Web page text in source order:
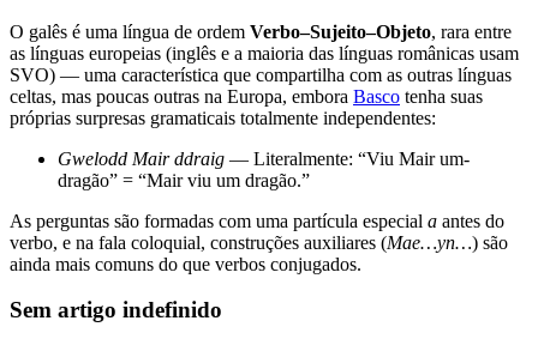
O galês é uma língua de ordem Verbo–Sujeito–Objeto, rara entre
as línguas europeias (inglês e a maioria das línguas românicas usam
SVO) — uma característica que compartilha com as outras línguas
celtas, mas poucas outras na Europa, embora Basco tenha suas
próprias surpresas gramaticais totalmente independentes:
Gwelodd Mair ddraig — Literalmente: “Viu Mair um-
dragão” = “Mair viu um dragão.”
As perguntas são formadas com uma partícula especial a antes do
verbo, e na fala coloquial, construções auxiliares (Mae…yn…) são
ainda mais comuns do que verbos conjugados.
Sem artigo indefinido